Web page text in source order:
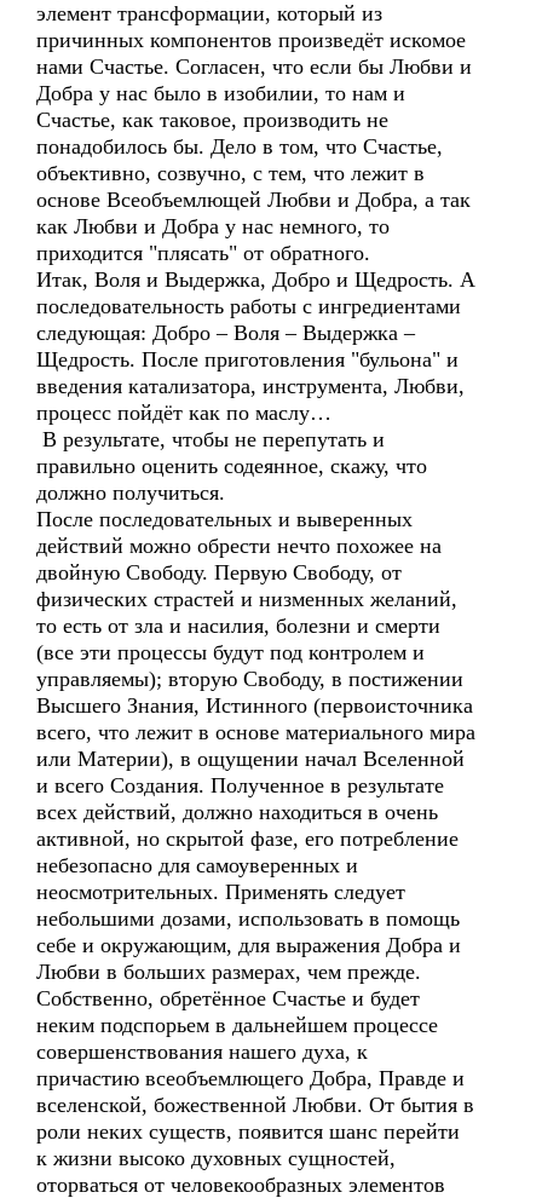
элемент трансформации, который из
причинных компонентов произведёт искомое
нами Счастье. Согласен, что если бы Любви и
Добра у нас было в изобилии, то нам и
Счастье, как таковое, производить не
понадобилось бы. Дело в том, что Счастье,
объективно, созвучно, с тем, что лежит в
основе Всеобъемлющей Любви и Добра, а так
как Любви и Добра у нас немного, то
приходится "плясать" от обратного.
Итак, Воля и Выдержка, Добро и Щедрость. А
последовательность работы с ингредиентами
следующая: Добро – Воля – Выдержка –
Щедрость. После приготовления "бульона" и
введения катализатора, инструмента, Любви,
процесс пойдёт как по маслу…
В результате, чтобы не перепутать и
правильно оценить содеянное, скажу, что
должно получиться.
После последовательных и выверенных
действий можно обрести нечто похожее на
двойную Свободу. Первую Свободу, от
физических страстей и низменных желаний,
то есть от зла и насилия, болезни и смерти
(все эти процессы будут под контролем и
управляемы); вторую Свободу, в постижении
Высшего Знания, Истинного (первоисточника
всего, что лежит в основе материального мира
или Материи), в ощущении начал Вселенной
и всего Создания. Полученное в результате
всех действий, должно находиться в очень
активной, но скрытой фазе, его потребление
небезопасно для самоуверенных и
неосмотрительных. Применять следует
небольшими дозами, использовать в помощь
себе и окружающим, для выражения Добра и
Любви в больших размерах, чем прежде.
Собственно, обретённое Счастье и будет
неким подспорьем в дальнейшем процессе
совершенствования нашего духа, к
причастию всеобъемлющего Добра, Правде и
вселенской, божественной Любви. От бытия в
роли неких существ, появится шанс перейти
к жизни высоко духовных сущностей,
оторваться от человекообразных элементов